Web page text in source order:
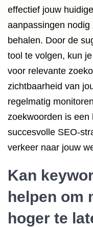
effectief jouw
aanpassingen
behalen. Door de
tool te volgen, kun
voor relevante
zichtbaarheid van
regelmatig
zoekwoorden is een
succesvolle SEO-
verkeer naar jouw
Kan
helpen om
hoger te